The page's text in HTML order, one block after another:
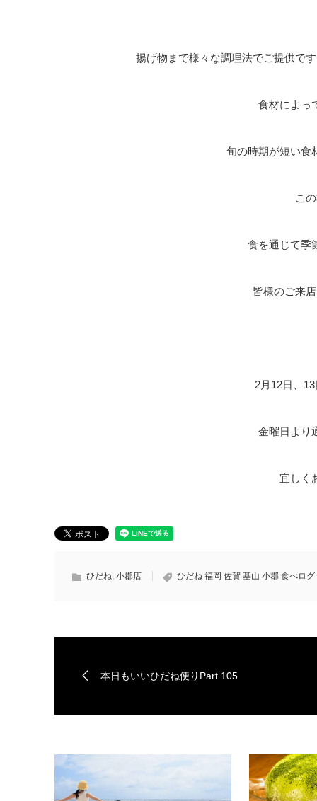
揚げ物まで様々な調理法でご提供で
食材によっ
旬の時期が短い食
こ
食を通じて季
皆様のご来
2月12日、
金曜日より
宜しく
ひだね, 小郡店 ひだね 福岡 佐賀 基山 小郡 食べロ
本日もいいひだね便りPart 105